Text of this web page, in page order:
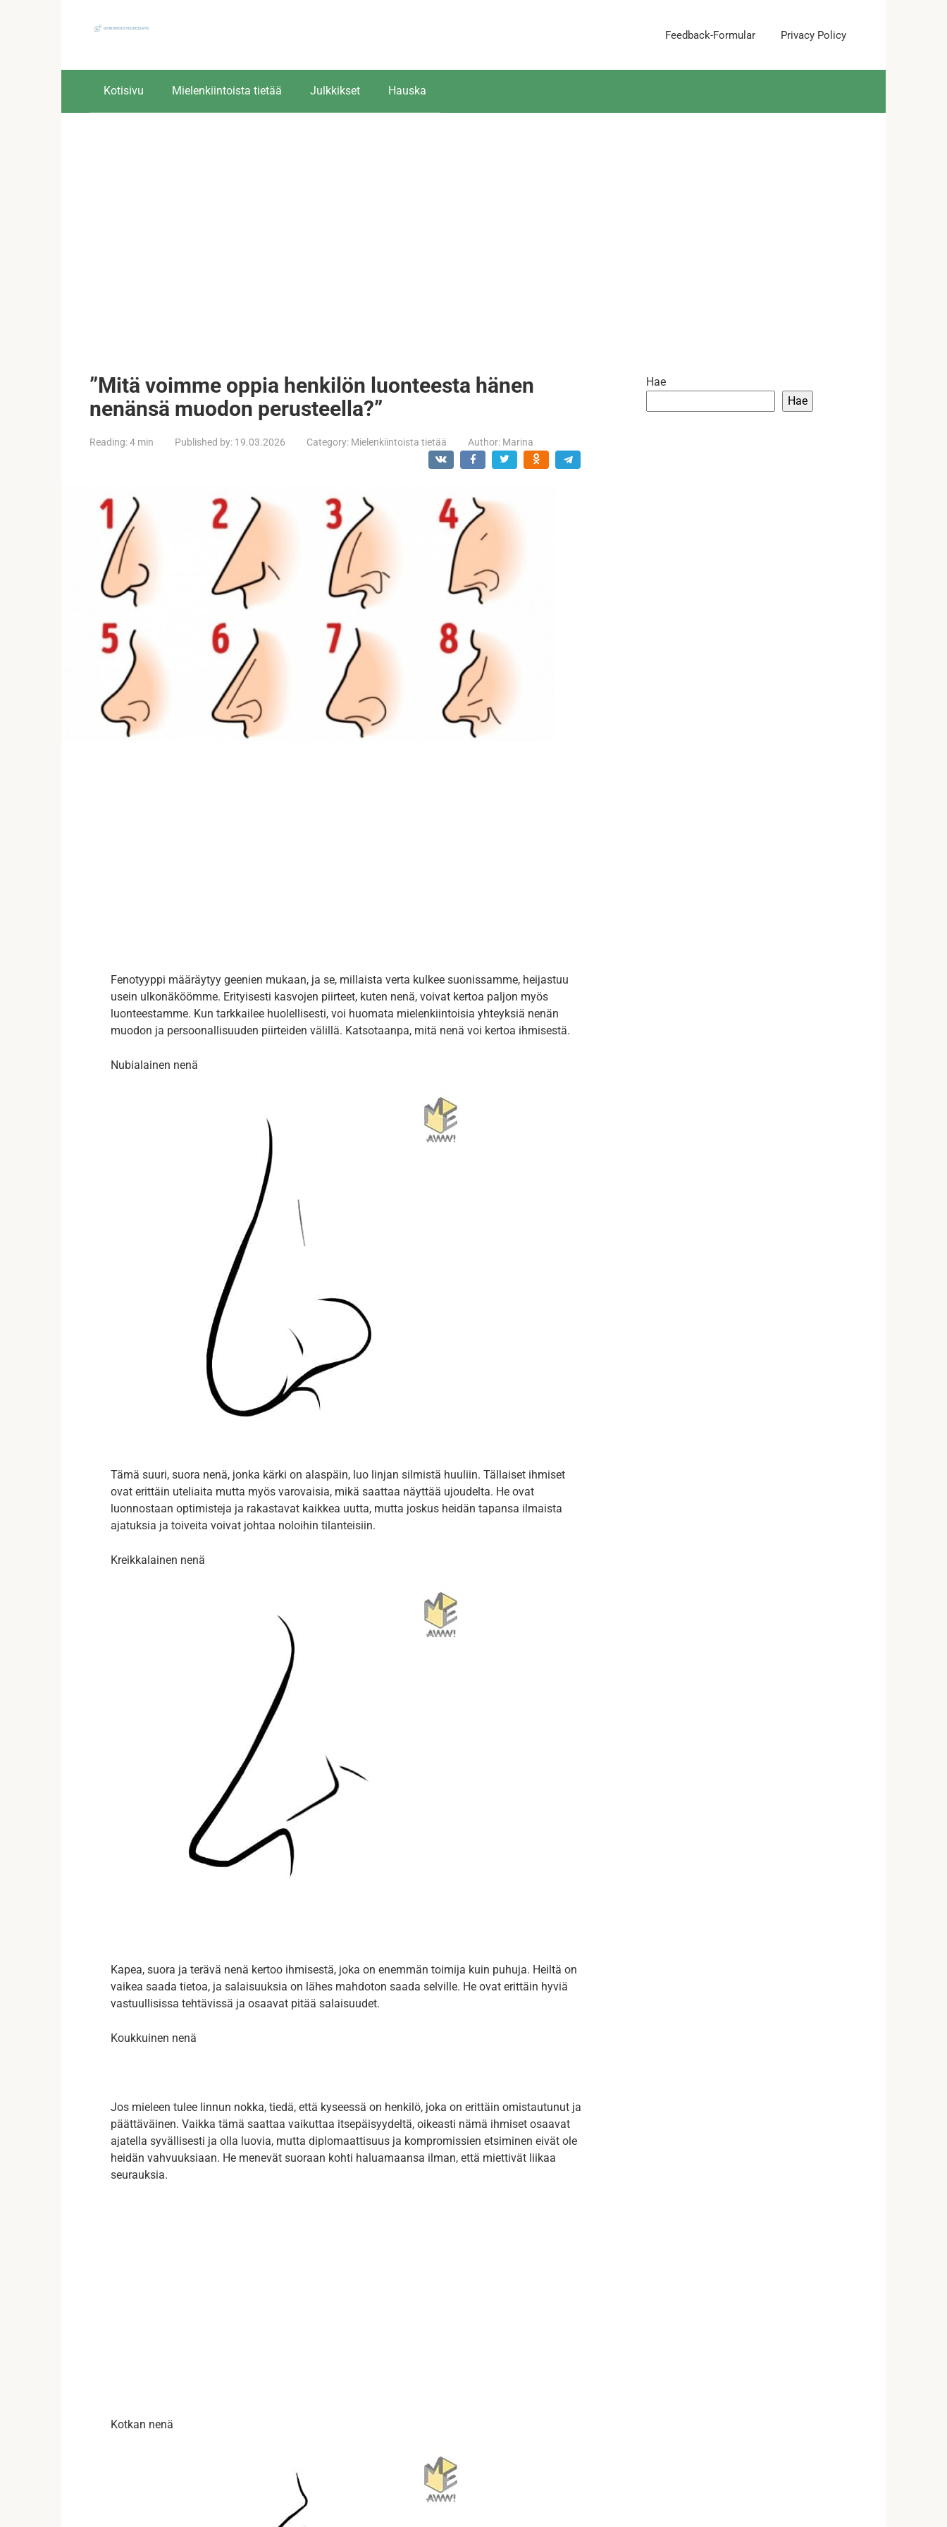
Feedback-Formular Privacy Policy
Kotisivu Mielenkiintoista tietää Julkkikset Hauska
”Mitä voimme oppia henkilön luonteesta hänen
nenänsä muodon perusteella?”
Reading:4 min Published by: 19.03.2026 Category: Mielenkiintoista tietää Author: Marina
Fenotyyppi määräytyy geenien mukaan, ja se, millaista verta kulkee suonissamme, heijastuu
usein ulkonäköömme. Erityisesti kasvojen piirteet, kuten nenä, voivat kertoa paljon myös
luonteestamme. Kun tarkkailee huolellisesti, voi huomata mielenkiintoisia yhteyksiä nenän
muodon ja persoonallisuuden piirteiden välillä. Katsotaanpa, mitä nenä voi kertoa ihmisestä.
Nubialainen nenä
Tämä suuri, suora nenä, jonka kärki on alaspäin, luo linjan silmistä huuliin. Tällaiset ihmiset
ovat erittäin uteliaita mutta myös varovaisia, mikä saattaa näyttää ujoudelta. He ovat
luonnostaan optimisteja ja rakastavat kaikkea uutta, mutta joskus heidän tapansa ilmaista
ajatuksia ja toiveita voivat johtaa noloihin tilanteisiin.
Kreikkalainen nenä
Kapea, suora ja terävä nenä kertoo ihmisestä, joka on enemmän toimija kuin puhuja. Heiltä on
vaikea saada tietoa, ja salaisuuksia on lähes mahdoton saada selville. He ovat erittäin hyviä
vastuullisissa tehtävissä ja osaavat pitää salaisuudet.
Koukkuinen nenä
Jos mieleen tulee linnun nokka, tiedä, että kyseessä on henkilö, joka on erittäin omistautunut ja
päättäväinen. Vaikka tämä saattaa vaikuttaa itsepäisyydeltä, oikeasti nämä ihmiset osaavat
ajatella syvällisesti ja olla luovia, mutta diplomaattisuus ja kompromissien etsiminen eivät ole
heidän vahvuuksiaan. He menevät suoraan kohti haluamaansa ilman, että miettivät liikaa
seurauksia.
Kotkan nenä
Hae
Hae